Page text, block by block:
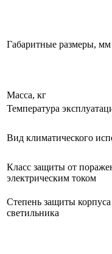
Габаритные размеры, мм
Масса, кг
Температура
Вид климатического
Класс защиты от
электрическим током
Степень защиты корпуса
светильника